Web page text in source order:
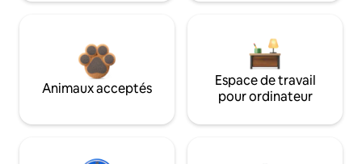
Animaux acceptés
Espace de travail
pour ordinateur